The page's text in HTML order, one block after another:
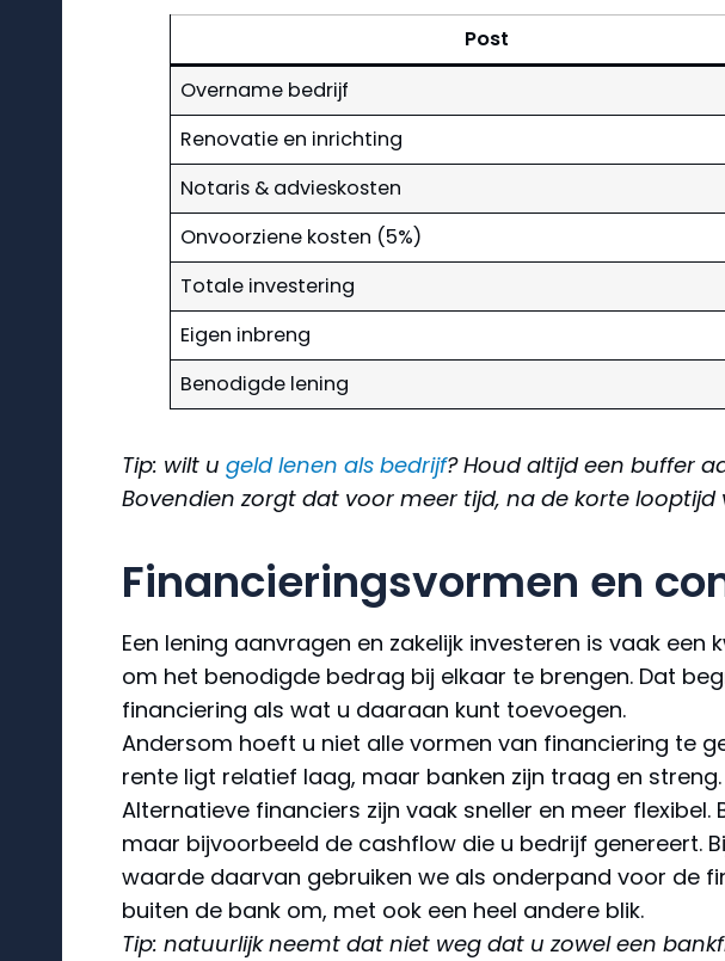
Post
Overname bedrijf
Renovatie en inrichting
Notaris & advieskosten
Onvoorziene kosten (5%)
Totale investering
Eigen inbreng
Benodigde lening
Tip: wilt u geld lenen als bedrijf? Houd altijd een buffer
Bovendien zorgt dat voor meer tijd, na de korte looptijd
Financierings­vormen en
Een lening aanvragen en zakelijk investeren is vaak
om het benodigde bedrag bij elkaar te brengen. Dat
financiering als wat u daaraan kunt toevoegen.
Andersom hoeft u niet alle vormen van financiering te
rente ligt relatief laag, maar banken zijn traag en
Alternatieve financiers zijn vaak sneller en meer
maar bijvoorbeeld de cashflow die u bedrijf genereert.
waarde daarvan gebruiken we als onderpand voor de
buiten de bank om, met ook een heel andere blik.
Tip: natuurlijk neemt dat niet weg dat u zowel een